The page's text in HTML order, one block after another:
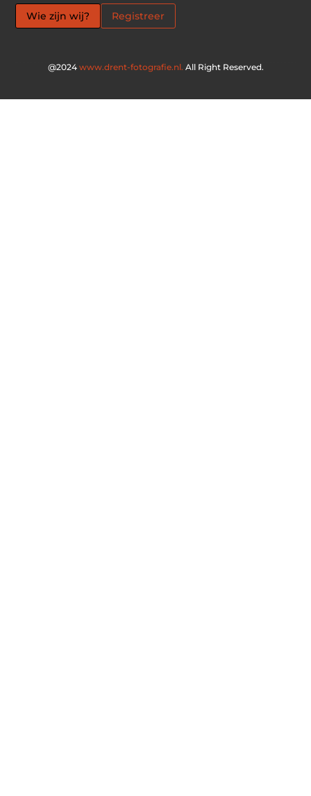
Wie zijn wij? Registreer
@2024 www.drent-fotografie.nl. All Right Reserved.